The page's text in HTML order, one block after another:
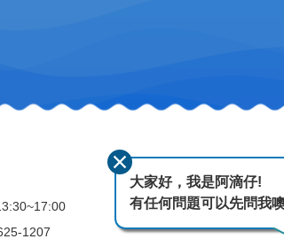
1207
大家好，我是阿滴仔!
有任何問題可以先問我